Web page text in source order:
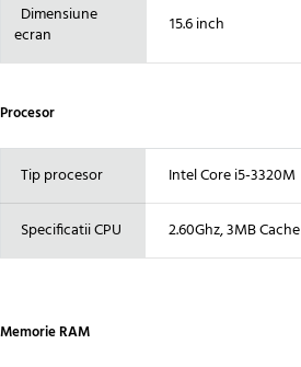
Dimensiune
ecran
15.6 inch
Procesor
Tip procesor Intel Core i5-3320M
Specificatii CPU 2.60Ghz, 3MB Cache
Memorie RAM